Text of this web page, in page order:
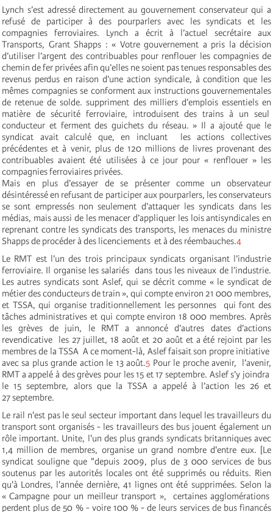
Lynch s’est adressé directement au gouvernement conservateur qui a
refusé de participer à des pourparlers avec les syndicats et les
compagnies ferroviaires. Lynch a écrit à l’actuel secrétaire aux
Transports, Grant Shapps : « Votre gouvernement a pris la décision
d’utiliser l’argent des contribuables pour renflouer les compagnies de
chemin de fer privées afin qu’elles ne soient pas tenues responsables des
revenus perdus en raison d’une action syndicale, à condition que les
mêmes compagnies se conforment aux instructions gouvernementales
de retenue de solde. suppriment des milliers d’emplois essentiels en
matière de sécurité ferroviaire, introduisent des trains à un seul
conducteur et ferment des guichets du réseau. » Il a ajouté que le
syndicat avait calculé que, en incluant les actions collectives
précédentes et à venir, plus de 120 millions de livres provenant des
contribuables avaient été utilisées à ce jour pour « renflouer » les
compagnies ferroviaires privées.
Mais en plus d’essayer de se présenter comme un observateur
désintéressé en refusant de participer aux pourparlers, les conservateurs
se sont empressés non seulement d’attaquer les syndicats dans les
médias, mais aussi de les menacer d’appliquer les lois antisyndicales en
reprenant contre les syndicats des transports, les menaces du ministre
Shapps de procéder à des licenciements et à des réembauches.4
Le RMT est l’un des trois principaux syndicats organisant l’industrie
ferroviaire. Il organise les salariés dans tous les niveaux de l’industrie.
Les autres syndicats sont Aslef, qui se décrit comme « le syndicat de
métier des conducteurs de train », qui compte environ 21 000 membres,
et TSSA, qui organise traditionnellement les personnes qui font des
tâches administratives et qui compte environ 18 000 membres. Après
les grèves de juin, le RMT a annoncé d’autres dates d’actions
revendicative les 27 juillet, 18 août et 20 août et a été rejoint par les
membres de la TSSA A ce moment-là, Aslef faisait son propre initiative
avec sa plus grande action le 13 août.5 Pour le proche avenir, l’avenir,
RMT a appelé à des grèves pour les 15 et 17 septembre. Aslef s’y joindra
le 15 septembre, alors que la TSSA a appelé à l’action les 26 et
27 septembre.
Le rail n'est pas le seul secteur important dans lequel les travailleurs du
transport sont organisés - les travailleurs des bus jouent également un
rôle important. Unite, l'un des plus grands syndicats britanniques avec
1,4 million de membres, organise un grand nombre d'entre eux. [Le
syndicat souligne que "depuis 2009, plus de 3 000 services de bus
soutenus par les autorités locales ont été supprimés ou réduits. Rien
qu'à Londres, l'année dernière, 41 lignes ont été supprimées. Selon la
« Campagne pour un meilleur transport », certaines agglomérations
perdent plus de 50 % - voire 100 % - de leurs services de bus financés